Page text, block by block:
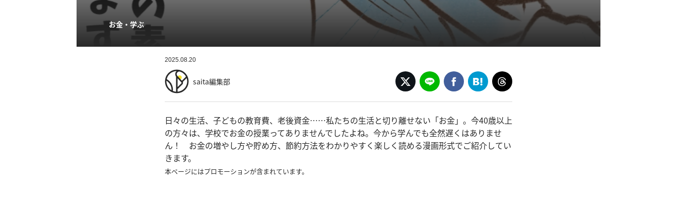
お金・学ぶ
2025.08.20
saita編集部
日々の生活、子どもの教育費、老後資金……私たちの生活と切り離せない「お金」。今40歳以上
の方々は、学校でお金の授業ってありませんでしたよね。今から学んでも全然遅くはありませ
ん！ お金の増やし方や貯め方、節約方法をわかりやすく楽しく読める漫画形式でご紹介してい
きます。
本ページにはプロモーションが含まれています。